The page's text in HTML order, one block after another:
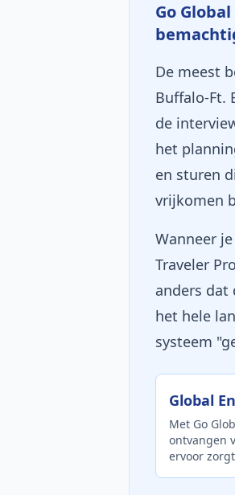
Go
De meest
Buffalo-Ft.
de
het
en sturen
vrijkomen
Wanneer
Traveler
anders dat
het hele
systeem
Global
Met Go
ontvangen
ervoor